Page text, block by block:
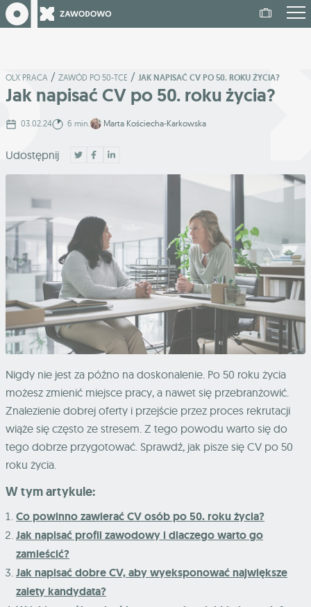
OLX PRACA / ZAWÓD PO 50-TCE / JAK NAPISAĆ CV PO 50. ROKU ŻYCIA?
Jak napisać CV po 50. roku życia?
03.02.24 6 min. Marta Kościecha-Karkowska
Udostępnij
Nigdy nie jest za późno na doskonalenie. Po 50 roku życia
możesz zmienić miejsce pracy, a nawet się przebranżowić.
Znalezienie dobrej oferty i przejście przez proces rekrutacji
wiąże się często ze stresem. Z tego powodu warto się do
tego dobrze przygotować. Sprawdź, jak pisze się CV po 50
roku życia.
W tym artykule:
Co powinno zawierać CV osób po 50. roku życia?
Jak napisać profil zawodowy i dlaczego warto go
zamieścić?
Jak napisać dobre CV, aby wyeksponować największe
zalety kandydata?